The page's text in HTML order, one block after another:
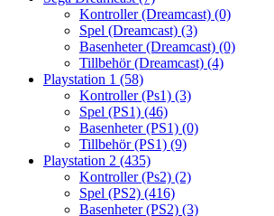
Kontroller (Dreamcast) (0)
Spel (Dreamcast) (3)
Basenheter (Dreamcast) (0)
Tillbehör (Dreamcast) (4)
Playstation 1 (58)
Kontroller (Ps1) (3)
Spel (PS1) (46)
Basenheter (PS1) (0)
Tillbehör (PS1) (9)
Playstation 2 (435)
Kontroller (Ps2) (2)
Spel (PS2) (416)
Basenheter (PS2) (3)